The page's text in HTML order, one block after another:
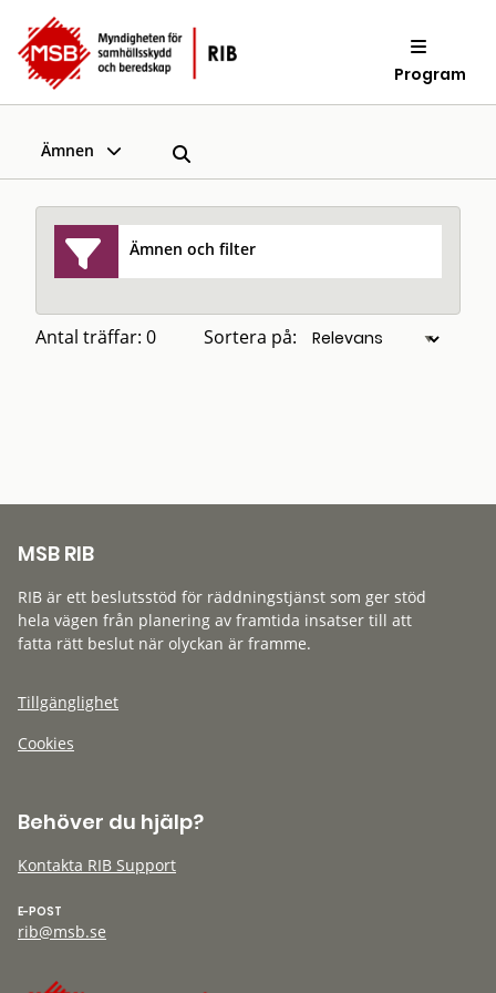
Program
Ämnen
Ämnen och filter
Antal träffar: 0 Sortera på:
MSB RIB
RIB är ett beslutsstöd för räddningstjänst som ger stöd
hela vägen från planering av framtida insatser till att
fatta rätt beslut när olyckan är framme.
Tillgänglighet
Cookies
Behöver du hjälp?
Kontakta RIB Support
E-POST
rib@msb.se